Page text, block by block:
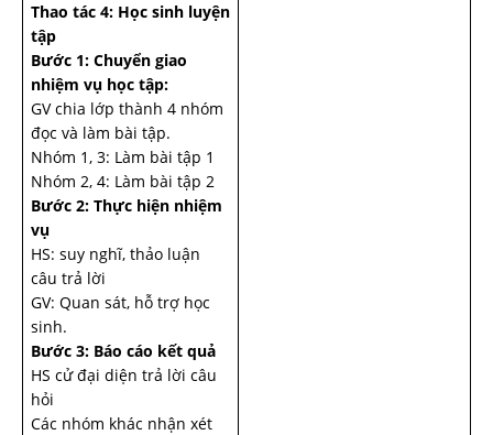
Thao tác 4: Học sinh luyện
tập
Bước 1: Chuyển giao
nhiệm vụ học tập:
GV chia lớp thành 4 nhóm
đọc và làm bài tập.
Nhóm 1, 3: Làm bài tập 1
Nhóm 2, 4: Làm bài tập 2
Bước 2: Thực hiện nhiệm
vụ
HS: suy nghĩ, thảo luận
câu trả lời
GV: Quan sát, hỗ trợ học
sinh.
Bước 3: Báo cáo kết quả
HS cử đại diện trả lời câu
hỏi
Các nhóm khác nhận xét